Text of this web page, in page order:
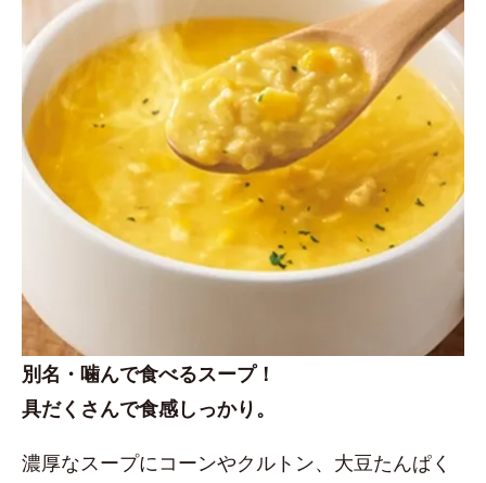
別名・噛んで食べるスープ！
具だくさんで食感しっかり。
濃厚なスープにコーンやクルトン、大豆たんぱく